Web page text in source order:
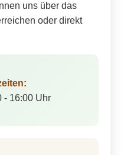
uns über das
oder direkt
- 16:00 Uhr